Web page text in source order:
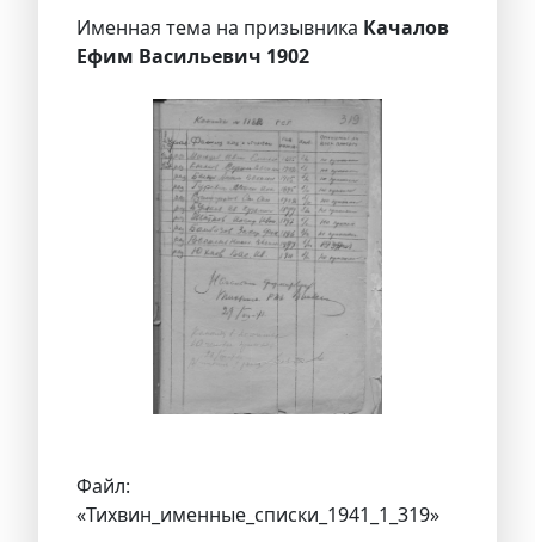
Именная тема на призывника Качалов
Ефим Васильевич 1902
Файл:
«Тихвин_именные_списки_1941_1_319»